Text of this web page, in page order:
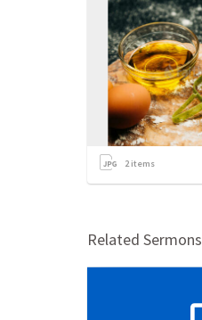
2items
Related Sermons